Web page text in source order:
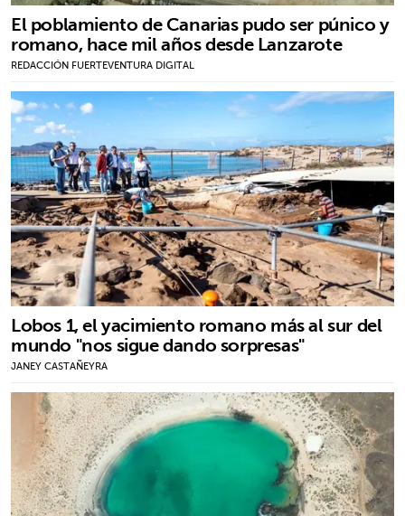
El poblamiento de Canarias pudo ser púnico y
romano, hace mil años desde Lanzarote
REDACCIÓN FUERTEVENTURA DIGITAL
Lobos 1, el yacimiento romano más al sur del
mundo "nos sigue dando sorpresas"
JANEY CASTAÑEYRA